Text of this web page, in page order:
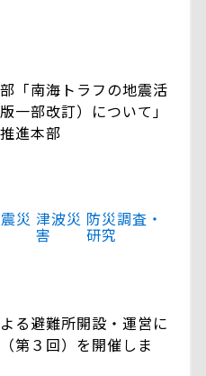
「南海トラフの地震活
一部改訂）について」
進本部
災 津波災
害
防災調査・
研究
る避難所開設・運営に
第３回）を開催しま